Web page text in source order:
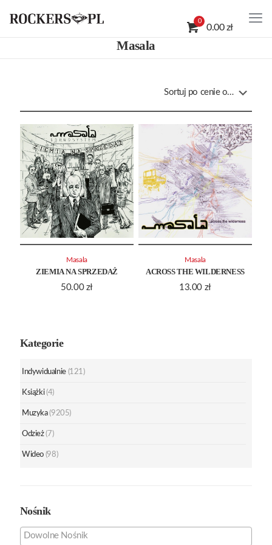
0
0.00 zł
Masala
ZIEMIA NA SPRZEDAŻ
50.00 zł
Masala
ACROSS THE WILDERNESS
13.00 zł
Masala
Kategorie
Indywidualnie (121)
Książki (4)
Muzyka (9205)
Odzież (7)
Wideo (98)
Nośnik